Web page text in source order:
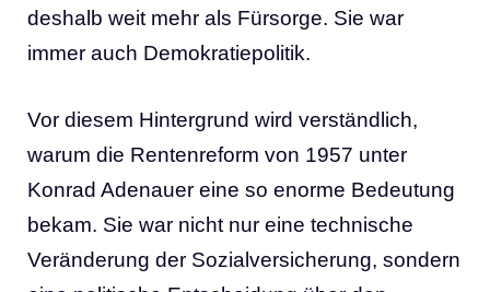
deshalb weit mehr als Fürsorge. Sie war
immer auch Demokratiepolitik.
Vor diesem Hintergrund wird verständlich,
warum die Rentenreform von 1957 unter
Konrad Adenauer eine so enorme Bedeutung
bekam. Sie war nicht nur eine technische
Veränderung der Sozialversicherung, sondern